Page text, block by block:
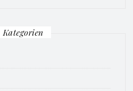
Kategorien